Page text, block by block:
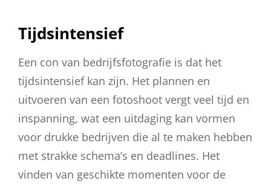
Tijdsintensief
Een con van bedrijfsfotografie is dat het
tijdsintensief kan zijn. Het plannen en
uitvoeren van een fotoshoot vergt veel tijd en
inspanning, wat een uitdaging kan vormen
voor drukke bedrijven die al te maken hebben
met strakke schema’s en deadlines. Het
vinden van geschikte momenten voor de